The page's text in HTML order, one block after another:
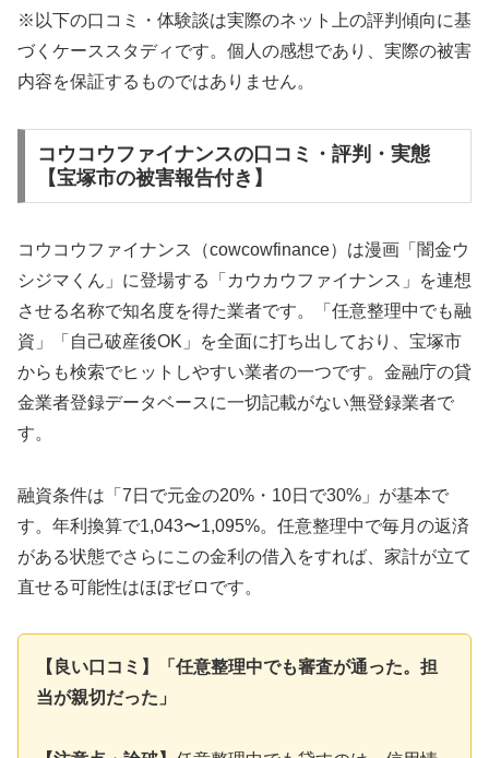
※以下の口コミ・体験談は実際のネット上の評判傾向に基
づくケーススタディです。個人の感想であり、実際の被害
内容を保証するものではありません。
コウコウファイナンスの口コミ・評判・実態
【宝塚市の被害報告付き】
コウコウファイナンス（cowcowfinance）は漫画「闇金ウ
シジマくん」に登場する「カウカウファイナンス」を連想
させる名称で知名度を得た業者です。「任意整理中でも融
資」「自己破産後OK」を全面に打ち出しており、宝塚市
からも検索でヒットしやすい業者の一つです。金融庁の貸
金業者登録データベースに一切記載がない無登録業者で
す。
融資条件は「7日で元金の20%・10日で30%」が基本で
す。年利換算で1,043〜1,095%。任意整理中で毎月の返済
がある状態でさらにこの金利の借入をすれば、家計が立て
直せる可能性はほぼゼロです。
【良い口コミ】「任意整理中でも審査が通った。担
当が親切だった」